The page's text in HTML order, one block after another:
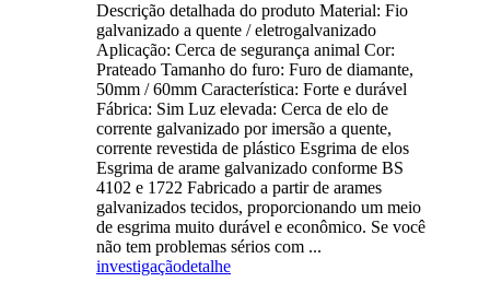
Descrição detalhada do produto Material: Fio
galvanizado a quente / eletrogalvanizado
Aplicação: Cerca de segurança animal Cor:
Prateado Tamanho do furo: Furo de diamante,
50mm / 60mm Característica: Forte e durável
Fábrica: Sim Luz elevada: Cerca de elo de
corrente galvanizado por imersão a quente,
corrente revestida de plástico Esgrima de elos
Esgrima de arame galvanizado conforme BS
4102 e 1722 Fabricado a partir de arames
galvanizados tecidos, proporcionando um meio
de esgrima muito durável e econômico. Se você
não tem problemas sérios com ...
investigaçãodetalhe